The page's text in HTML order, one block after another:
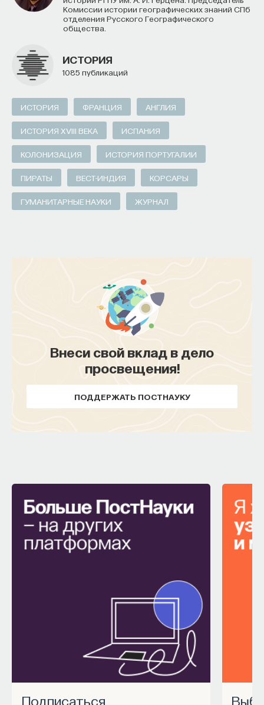
Комиссии истории географических знаний СПб
отделения Русского Географического
общества.
ИСТОРИЯ
1085 публикаций
ИСТОРИЯ ФРАНЦИЯ АНГЛИЯ
ИСТОРИЯ XVIII ВЕКА ИСПАНИЯ
КОЛОНИЗАЦИЯ ИСТОРИЯ ПОРТУГАЛИИ
ПИРАТЫ ВЕСТ-ИНДИЯ КОРСАРЫ
ГУМАНИТАРНЫЕ НАУКИ ЖУРНАЛ
Внеси свой вклад в дело
просвещения!
ПОДДЕРЖАТЬ ПОСТНАУКУ
Подписаться Выбрать курс Академии